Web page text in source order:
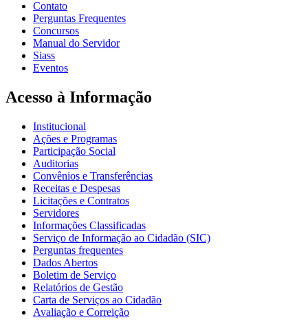
Contato
Perguntas Frequentes
Concursos
Manual do Servidor
Siass
Eventos
Acesso à Informação
Institucional
Ações e Programas
Participação Social
Auditorias
Convênios e Transferências
Receitas e Despesas
Licitações e Contratos
Servidores
Informações Classificadas
Serviço de Informação ao Cidadão (SIC)
Perguntas frequentes
Dados Abertos
Boletim de Serviço
Relatórios de Gestão
Carta de Serviços ao Cidadão
Avaliação e Correição